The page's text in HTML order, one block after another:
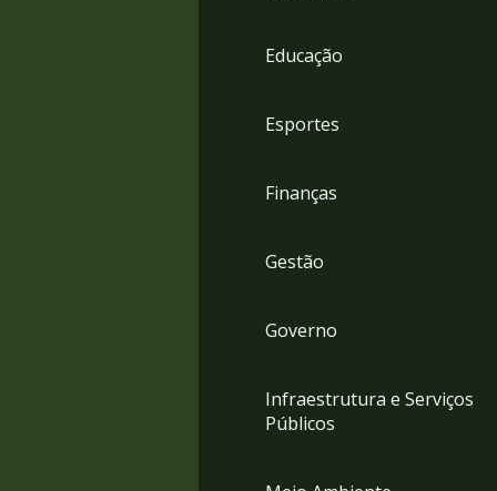
Educação
Esportes
Finanças
Gestão
Governo
Infraestrutura e Serviços
Públicos